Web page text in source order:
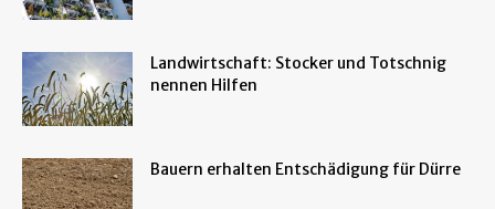
Landwirtschaft: Stocker und Totschnig
nennen Hilfen
Bauern erhalten Entschädigung für Dürre